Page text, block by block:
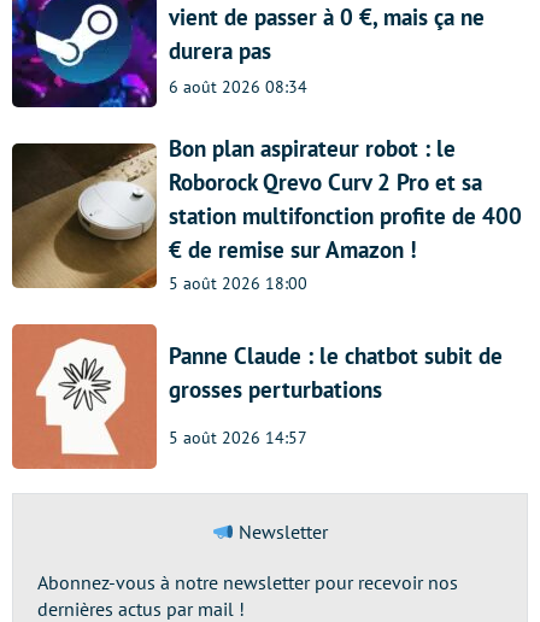
vient de passer à 0 €, mais ça ne
durera pas
6 août 2026 08:34
Bon plan aspirateur robot : le
Roborock Qrevo Curv 2 Pro et sa
station multifonction profite de 400
€ de remise sur Amazon !
5 août 2026 18:00
Panne Claude : le chatbot subit de
grosses perturbations
5 août 2026 14:57
Newsletter
Abonnez-vous à notre newsletter pour recevoir nos
dernières actus par mail !